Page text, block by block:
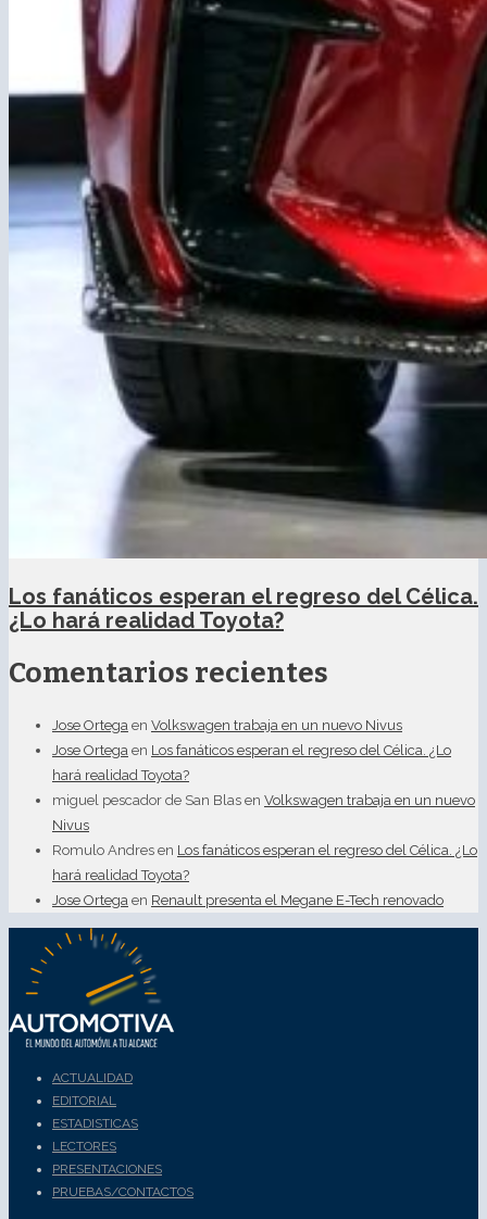
Los fanáticos esperan el regreso del Célica.
¿Lo hará realidad Toyota?
Comentarios recientes
Jose Ortega en Volkswagen trabaja en un nuevo Nivus
Jose Ortega en Los fanáticos esperan el regreso del Célica. ¿Lo
hará realidad Toyota?
miguel pescador de San Blas en Volkswagen trabaja en un nuevo
Nivus
Romulo Andres en Los fanáticos esperan el regreso del Célica. ¿Lo
hará realidad Toyota?
Jose Ortega en Renault presenta el Megane E-Tech renovado
ACTUALIDAD
EDITORIAL
ESTADISTICAS
LECTORES
PRESENTACIONES
PRUEBAS/CONTACTOS